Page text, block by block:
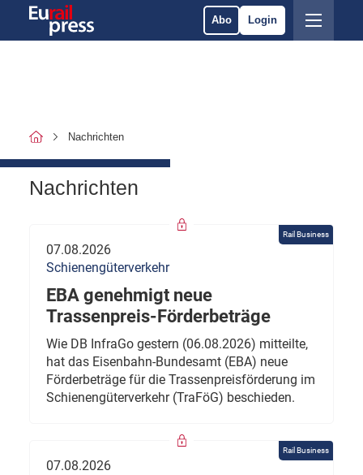
Abo Login
Nachrichten
Nachrichten
Rail Business
07.08.2026
Schienengüterverkehr
EBA genehmigt neue
Trassenpreis-Förderbeträge
Wie DB InfraGo gestern (06.08.2026) mitteilte,
hat das Eisenbahn-Bundesamt (EBA) neue
Förderbeträge für die Trassenpreisförderung im
Schienengüterverkehr (TraFöG) beschieden.
Rail Business
07.08.2026